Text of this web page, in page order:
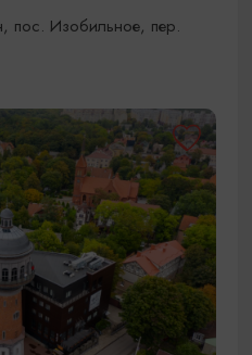
пос. Изобильное, пер.